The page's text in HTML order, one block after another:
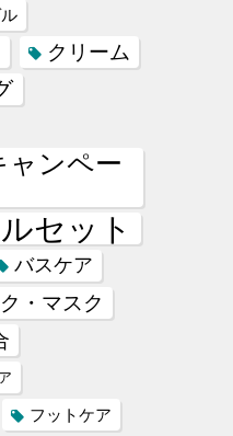
クリーム
ャンペー
セット
バスケア
・マスク
フットケア